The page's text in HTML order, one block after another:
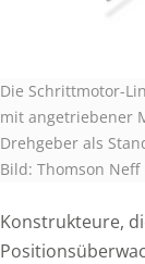
Die Schrittmotor-
mit angetriebener
Drehgeber als
Bild: Thomson
Konstrukteure,